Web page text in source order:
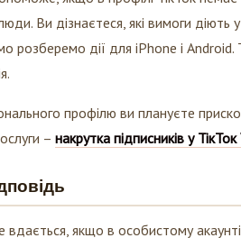
Ви дізнаєтеся, які вимоги
розберемо дії для iPhone і Android.
профілю ви плануєте
– накрутка підписників у
якщо в особистому